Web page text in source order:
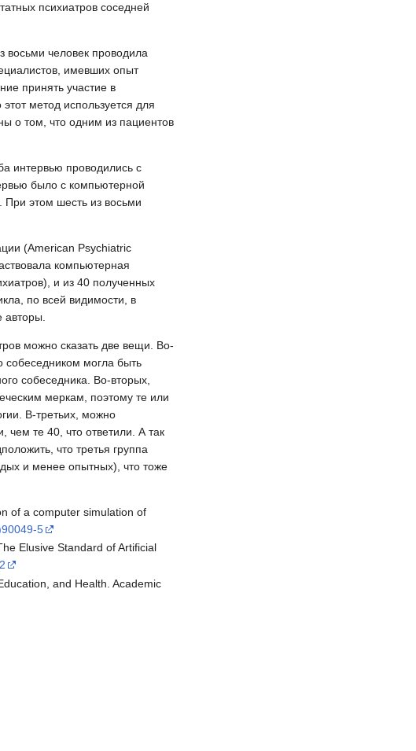
психиатров соседней
восьми человек проводила
имевших опыт
принять участие в
метод используется для
о том, что одним из пациентов
интервью проводились с
было с компьютерной
этом шесть из восьми
(American Psychiatric
компьютерная
и из 40 полученных
по всей видимости, в
авторы.
можно сказать две вещи. Во-
собеседником могла быть
собеседника. Во-вторых,
меркам, поэтому те или
В-третьих, можно
чем те 40, что ответили. А так
что третья группа
и менее опытных), что тоже
of a computer simulation of
5
Elusive Standard of Artificial
and Health. Academic